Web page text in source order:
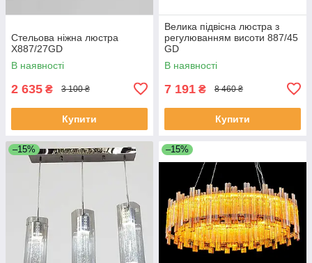
Стельова ніжна люстра
X887/27GD
В наявності
2 635 ₴ 3 100 ₴
Купити
Велика підвісна люстра з
регулюванням висоти 887/45
GD
В наявності
7 191 ₴ 8 460 ₴
Купити
–15% –15%